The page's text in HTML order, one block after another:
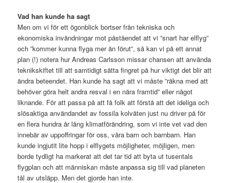
Vad han kunde ha sagt
Men om vi för ett ögonblick bortser från tekniska och
ekonomiska invändningar mot påståendet att vi ”snart har elflyg”
och ”kommer kunna flyga mer än förut”, så kan vi på ett annat
plan (!) notera hur Andreas Carlsson missar chansen att använda
teknikskiftet till att samtidigt sätta fingret på hur viktigt det blir att
ändra beteendet. Han kunde ha sagt att vi måste ”räkna med att
behöver göra helt andra resval i en nära framtid” eller något
liknande. För att passa på att få folk att förstå att det ideliga och
slösaktiga användandet av fossila kolväten just nu driver på för
en flera hundra år lång klimatförändring, som vi inte vet vad den
innebär av uppoffringar för oss, våra barn och barnbarn. Han
kunde ingjutit lite hopp i elflygets möjligheter, möjligen, men
borde tydligt ha markerat att det tar tid att byta ut tusentals
flygplan och att människan måste anpassa sig till vad planeten
tål av utsläpp. Men det gjorde han inte.